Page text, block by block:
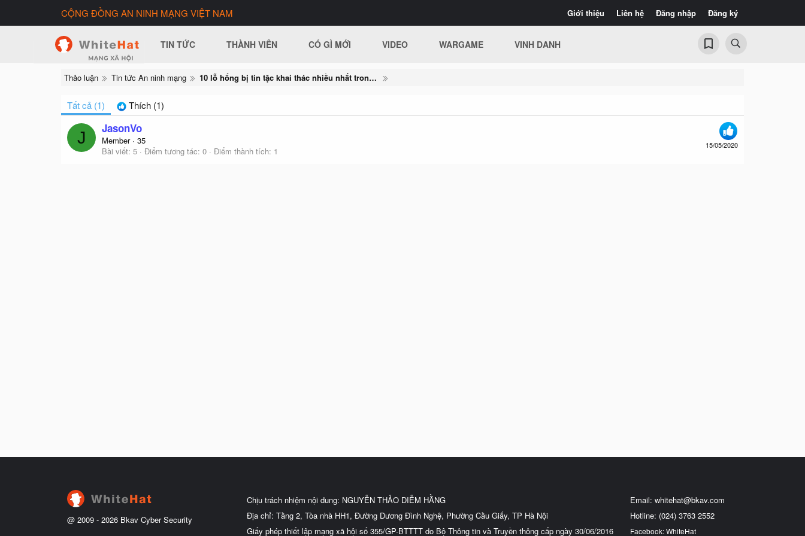
Giới thiệu Liên hệ Đăng nhập Đăng ký
CỘNG ĐỒNG AN NINH MẠNG VIỆT NAM
TIN TỨC THÀNH VIÊN CÓ GÌ MỚI VIDEO WARGAME VINH DANH
Thảo luận Tin tức An ninh mạng 10 lỗ hổng bị tin tặc khai thác nhiều nhất trong giai đoạn 2016-2019
Tất cả (1) Thích (1)
J 15/05/2020
JasonVo
Member · 35
Bài viết 5 Điểm tương tác 0 Điểm thành tích 1
@ 2009 - 2026 Bkav Cyber Security
Chịu trách nhiệm nội dung: NGUYỄN THẢO DIỄM HẰNG
Địa chỉ: Tầng 2, Tòa nhà HH1, Đường Dương Đình Nghệ, Phường Cầu Giấy, TP Hà Nội
Giấy phép thiết lập mạng xã hội số 355/GP-BTTTT do Bộ Thông tin và Truyền thông cấp ngày 30/06/2016
Email: whitehat@bkav.com
Hotline: (024) 3763 2552
Facebook: WhiteHat